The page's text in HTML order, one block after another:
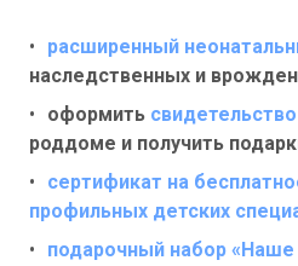
расширенный
наследственных и
оформить
роддоме и получить
сертификат на
профильных детских
подарочный набор